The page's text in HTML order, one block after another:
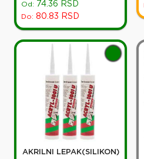
Od:
74.36 RSD
Do: 80.83 RSD
AKRILNI LEPAK(SILIKON)